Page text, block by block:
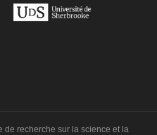
de recherche sur la science et la